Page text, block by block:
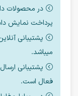
در محصولات
پرداخت نمایش
میباشد.
فعال است.